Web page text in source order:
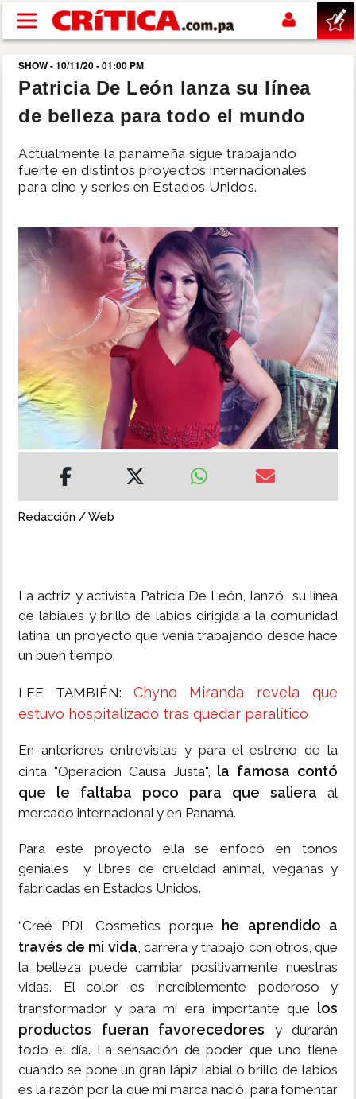
Pasar al contenido principal
buscar
SUCESOS
NACIONAL
SHOW
DEPORTES
MUNDO
INSÓLITAS
MULTIMEDIA
IMPRESO
SHOW - 10/11/20 - 01:00 PM
Patricia De León lanza su línea
de belleza para todo el mundo
Actualmente la panameña sigue trabajando
fuerte en distintos proyectos internacionales
para cine y series en Estados Unidos.
Redacción / Web
La actriz y activista Patricia De León, lanzó su línea
de labiales y brillo de labios dirigida a la comunidad
latina, un proyecto que venía trabajando desde hace
un buen tiempo.
LEE TAMBIÉN: Chyno Miranda revela que
estuvo hospitalizado tras quedar paralítico
En anteriores entrevistas y para el estreno de la
cinta "Operación Causa Justa", la famosa contó
que le faltaba poco para que saliera al
mercado internacional y en Panamá.
Para este proyecto ella se enfocó en tonos
geniales y libres de crueldad animal, veganas y
fabricadas en Estados Unidos.
“Creé PDL Cosmetics porque
he aprendido a
través de mi vida, carrera y trabajo con otros, que
la belleza puede cambiar positivamente nuestras
vidas. El color es increíblemente poderoso y
transformador y para mí era importante que los
productos fueran favorecedores y durarán
todo el día. La sensación de poder que uno tiene
cuando se pone un gran lápiz labial o brillo de labios
es la razón por la que mi marca nació, para fomentar